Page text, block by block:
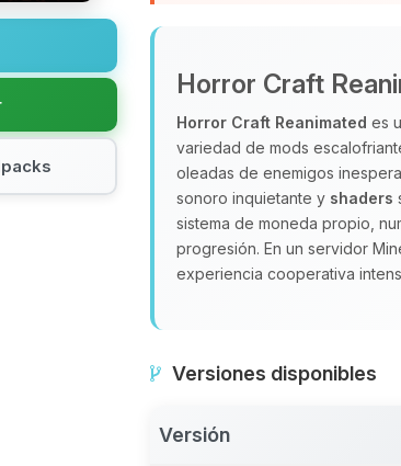
Horror Craft
Horror Craft Reanimated es
variedad de mods
oleadas de enemigos
sonoro inquietante y shaders
sistema de moneda propio,
progresión. En un servidor
experiencia cooperativa
Versiones disponibles
Versión